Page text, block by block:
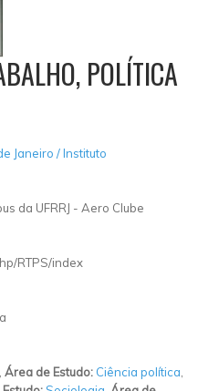
POLÍTICA
Janeiro / Instituto
da UFRRJ - Aero Clube
RTPS/index
Área de Estudo: Ciência política